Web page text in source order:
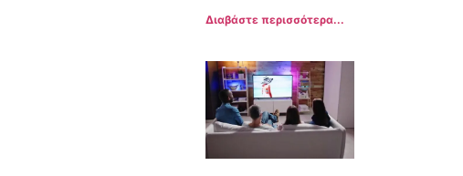
Διαβάστε περισσότερα...